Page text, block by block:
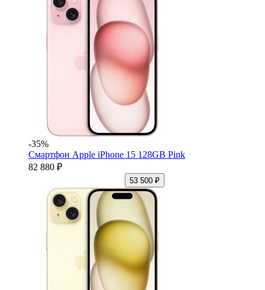
-35%
Смартфон Apple iPhone 15 128GB Pink
82 880 ₽
53 500 ₽